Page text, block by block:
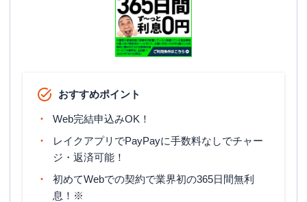
おすすめポイント
Web完結申込みOK！
レイクアプリでPayPayに手数料なしでチャー
ジ・返済可能！
初めてWebでの契約で業界初の365日間無利
息！※